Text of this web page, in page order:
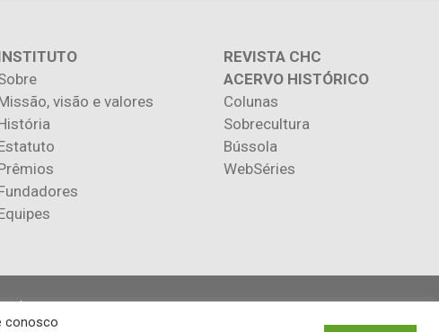
visão e valores
REVISTA CHC
ACERVO HISTÓRICO
Colunas
Sobrecultura
Bússola
WebSéries
autores.
conosco